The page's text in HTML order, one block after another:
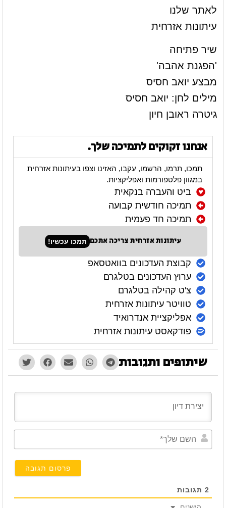
לאתר שלנו
עיתונות אזרחית
שיר פתיחה
'הפגנת אהבה'
מבצע יואב חסיס
מילים לחן: יואב חסיס
גיטרה ראובן חיון
אנחנו זקוקים לתמיכה שלך.
תמכו, תרמו, הרשמו, עקבו, האזינו וצפו בעיתונות אזרחית
במגוון פלטפורמות ואפליקציות.
ביט והעברה בנקאית
תמיכה חודשית קבועה
תמיכה חד פעמית
עיתונות אזרחית צריכה אתכם תמכו עכשיו!
קבוצת העדכונים בוואטסאפ
ערוץ העדכונים בטלגרם
צ'ט קהילה בטלגרם
טוויטר עיתונות אזרחית
אפליקציית אנדרואיד
פודקאסט עיתונות אזרחית
שיתופים ותגובות
2 תגובות